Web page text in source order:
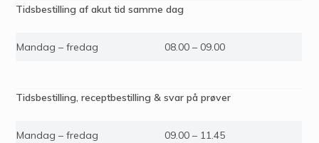
Tidsbestilling af akut tid samme dag
Mandag – fredag 08.00 – 09.00
Tidsbestilling, receptbestilling & svar på prøver
Mandag – fredag 09.00 – 11.45